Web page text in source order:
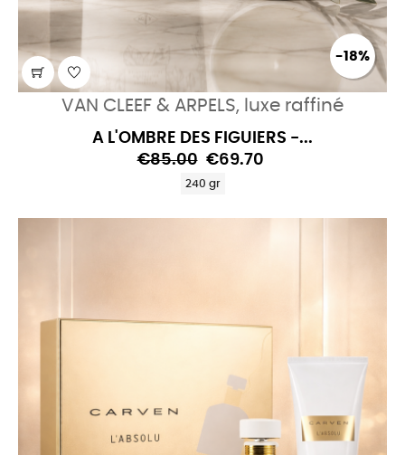
-18%
VAN CLEEF & ARPELS, luxe raffiné
A L'OMBRE DES FIGUIERS -...
€85.00 €69.70
240 gr